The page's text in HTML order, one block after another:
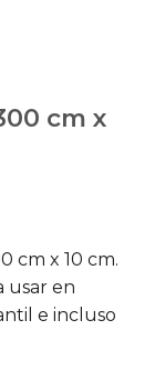
cm x
cm x 10 cm.
usar en
e incluso